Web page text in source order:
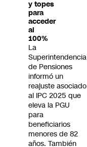
y topes
para
acceder
al
100%
La
Superintendencia
de Pensiones
informó un
reajuste asociado
al IPC 2025 que
eleva la PGU
para
beneficiarios
menores de 82
años. También